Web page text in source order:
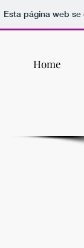
Esta página web
Home